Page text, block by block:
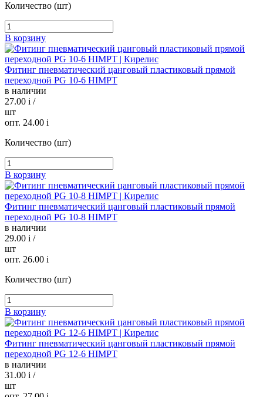
Количество (шт)
В корзину
Фитинг пневматический цанговый пластиковый прямой
переходной PG 10-6 HIMPT
в наличии
27.00 i /
шт
опт. 24.00 i
Количество (шт)
В корзину
Фитинг пневматический цанговый пластиковый прямой
переходной PG 10-8 HIMPT
в наличии
29.00 i /
шт
опт. 26.00 i
Количество (шт)
В корзину
Фитинг пневматический цанговый пластиковый прямой
переходной PG 12-6 HIMPT
в наличии
31.00 i /
шт